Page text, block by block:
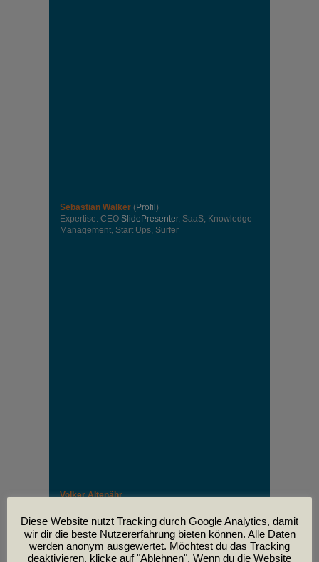
Sebastian Walker (Profil )
Expertise: CEO SlidePresenter, SaaS, Knowledge
Management, Start Ups, Surfer
Volker Altenähr
leider am
30. April im Alter von 81 Jahren verstorben.
Diese Website nutzt Tracking durch Google Analytics, damit
wir dir die beste Nutzererfahrung bieten können. Alle Daten
werden anonym ausgewertet. Möchtest du das Tracking
deaktivieren, klicke auf "Ablehnen". Wenn du die Website